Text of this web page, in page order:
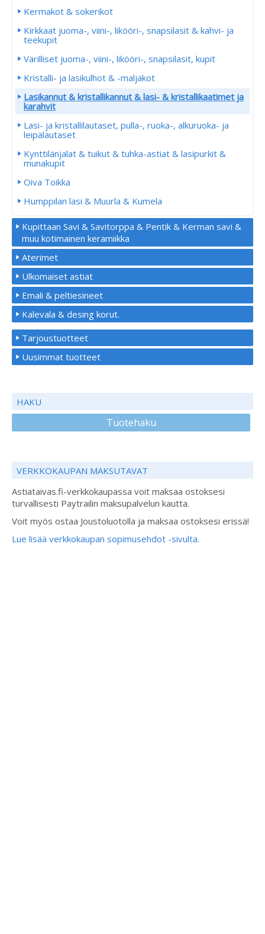
Kermakot & sokerikot
Kirkkaat juoma-, viini-, likööri-, snapsilasit & kahvi- ja
teekupit
Värilliset juoma-, viini-, likööri-, snapsilasit, kupit
Kristalli- ja lasikulhot & -maljakot
Lasikannut & kristallikannut & lasi- & kristallikaatimet ja
karahvit
Lasi- ja kristallilautaset, pulla-, ruoka-, alkuruoka- ja
leipälautaset
Kynttilänjalat & tuikut & tuhka-astiat & lasipurkit &
munakupit
Oiva Toikka
Humppilan lasi & Muurla & Kumela
Kupittaan Savi & Savitorppa & Pentik & Kerman savi &
muu kotimainen keramiikka
Aterimet
Ulkomaiset astiat
Emali & peltiesineet
Kalevala & desing korut.
Tarjoustuotteet
Uusimmat tuotteet
HAKU
Tuotehaku
VERKKOKAUPAN MAKSUTAVAT
Astiataivas.fi-verkkokaupassa voit maksaa ostoksesi
turvallisesti Paytrailin maksupalvelun kautta.
Voit myös ostaa Joustoluotolla ja maksaa ostoksesi erissä!
Lue lisää verkkokaupan sopimusehdot -sivulta.